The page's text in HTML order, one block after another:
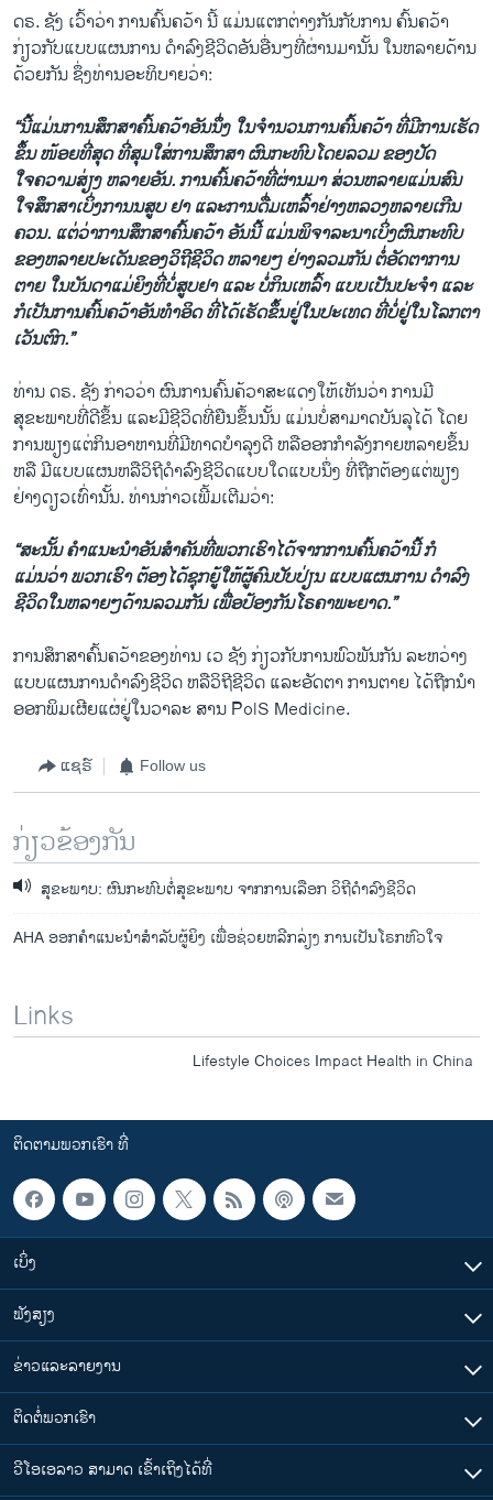
ດຣ. ຊັງ ​ເວົ້າວ່າ ການຄົ້ນຄວ້າ ນີ້ ​ແມ່ນ​ແຕກ​ຕ່າງ​ກັນ​ກັບການ ຄົ້ນຄວ້າ
ກ່ຽວກັບແບບ​ແຜນການ ​ດຳລົງ​ຊີ​ວິ​ດອັນ​ອື່ນໆທີ່​ຜ່ານ​ມາ​ນັ້ນ​ ໃນ​ຫລາຍ​ດ້ານ​
ດ້ວຍ​ກັນ ຊຶ່ງທ່າ​ນອະທິບາຍ​ວ່າ:
“ນີ້​ແມ່ນ​ການ​ສຶກສາຄົ້ນຄວ້າອັນ​ນຶ່ງ​ ໃນ​ຈຳນວນການຄົ້ນຄວ້າ ທີ່ມີ​ການ​ເຮັດ​
ຂຶ້ນ ໜ້ອຍທີ່​ສຸດ ທີ່​ສຸມ​ໃສ່​ການສຶກສາ ຜົນ​ກະທົບໂດຍ​ລວມ ຂອງ​ປັດ​
ໃຈຄວາມ​ສ່ຽງ ຫລາຍ​ອັນ. ການຄົ້ນຄວ້າທີ່​ຜ່ານ​ມາ ສ່ວນ​ຫລາຍແມ່ນສົນ​
ໃຈສຶກສາເບິ່ງການນສູບ ຢາ ​ແລະການ​ດື່ມ​ເຫລົ້າຢ່າງຫລວງຫລາຍ​ເກີນ​
ຄວນ. ​ແຕ່​ວ່າ​ການ​ສຶກສາຄົ້ນຄວ້າ ອັນນີ້ ​ແມ່ນ​ພິຈາລະນາເບິ່ງຜົນ​ກະທົບ​
ຂອງຫລາຍ​ປະ​ເດັນ​ຂອງວິຖີຊີວິດ ຫລາຍໆ​ ຢ່າງລວມກັນ ຕໍ່ອັດຕາການ​
ຕາຍ ​ໃນ​ບັນດາ​ແມ່ຍິງທີ່​ບໍ່ສູບຢາ ​ແລະ ບໍ່ກິນ​ເຫລົ້າ​ ແບບ​ເປັນ​ປະ​ຈໍາແລະ​
ກໍ​ເປັນການຄົ້ນຄວ້າອັນ​ທຳ​ອິດ ທີ່​ໄດ້ເຮັດ​ຂຶ້ນຢູ່​ໃນປະ​ເທດ ທີ່​ບໍ່​ຢູ່​ໃນໂລກ​ຕາ​
ເວັນ​ຕົກ.”
ທ່ານ ດຣ. ຊັງ ກ່າວວ່າ ຜົນ​ການ​ຄົ້ນ​ຄ້ວາສະ​ແດງ​ໃຫ້​ເຫັນ​ວ່າ ການ​ມີ​
ສຸຂະພາບ​ທີ່​ດີ​ຂຶ້ນ ​ແລະ​ມີ​ຊີວິດ​ທີ່​ຍືນ​ຂຶ້ນນັ້ນ ​ແມ່ນ​ບໍ່ສາມາດ​ບັນລຸ​ໄດ້​ ​ໂດຍ​
ການ​ພຽງ​ແຕ່​ກິນ​ອາຫານ​ທີ່​ມີ​ທາດ​ບໍາລຸງ​ດີ ຫລືອອກກຳລັງ​ກາຍຫລາຍ​ຂຶ້ນ
ຫລື ມີແບບ​ແຜນ​ຫລືວິຖີດຳລົງ​ຊີວິດແບບ​ໃດແບບ​ນຶ່ງ ທີ່ຖືກ​ຕ້ອງແຕ່​ພຽງ​
ຢ່າງ​ດຽວເທົ່າ​ນັ້ນ. ທ່ານ​ກ່າວ​ເພີ້ມ​ເຕີມ​ວ່າ:
“ສະນັ້ນ ຄຳ​ແນະ​ນໍາ​ອັນ​ສໍາຄັນ​ທີ່​ພວກ​ເຮົາ​ໄດ້​ຈາກ​ການຄົ້ນຄວ້ານີ້ ກໍ
ແມ່ນວ່າ ພວກ​ເຮົາ ຕ້ອງໄດ້​ຊຸກຍູ້​ໃຫ້​ຜູ້​ຄົນ​ປັບ​ປ່ຽນ ແບບ​ແຜນ​ການ ດຳລົງ​
ຊີວິດ​ໃນ​ຫລາຍໆດ້ານລວມກັນ ​ເພື່ອ​ປ້ອງ​ກັນໂຣຄາພະຍາດ.”
ການ​ສຶກສາຄົ້ນຄວ້າຂອງ​ທ່ານ ​ເວ ຊັງ ກ່ຽວກັບການ​ພົວພັນ​ກັນ ລະຫວ່າງ​
ແບບແຜນ​ການ​ດຳລົງ​ຊີວິດ ຫລື​ວິຖີ​ຊີວິດ ​ແລະອັດຕາ ການ​ຕາຍ​ ​ໄດ້​ຖືກ​ນໍາ​
ອອກ​ພິມ​ເຜີຍ​ແຜ່​ຢູ່​ໃນວາລະ ສານ​ PolS Medicine​.
ແຊຣ໌ Follow us
ກ່ຽວຂ້ອງກັນ
ສຸຂະພາບ: ຜົນກະທົບຕໍ່ສຸຂະພາບ ຈາກການເລືອກ ວິຖີດໍາລົງຊີວິດ
AHA ອອກຄໍາແນະນໍາສໍາລັບຜູ້ຍິງ ເພື່ອຊ່ວຍຫລີກລ່ຽງ ການເປັນໂຣກຫົວໃຈ
Links
Lifestyle Choices Impact Health in China
ຕິດຕາມພວກເຮົາ ທີ່
ເບິ່ງ
ຟັງສຽງ
ຂ່າວແລະລາຍງານ
ຕິດຕໍ່ພວກເຮົາ
ວີໂອເອລາວ ສາມາດ ເຂົ້າເຖິງໄດ້ທີ່